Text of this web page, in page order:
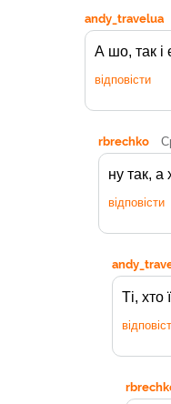
andy_travelua
А шо, так і
відповісти
rbrechko
ну так,
відповісти
Ті, хто